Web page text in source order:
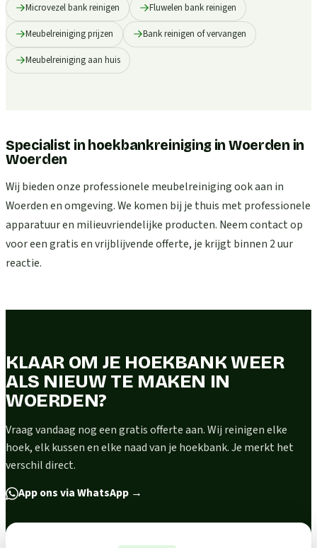
Microvezel bank reinigen Fluwelen bank reinigen
Meubelreiniging prijzen Bank reinigen of vervangen
Meubelreiniging aan huis
Specialist in hoekbankreiniging in Woerdenin
Woerden
Wij bieden onze professionele meubelreiniging ook aan in
Woerden en omgeving. We komen bij je thuis met professionele
apparatuur en milieuvriendelijke producten. Neem contact op
voor een gratis en vrijblijvende offerte, je krijgt binnen 2 uur
reactie.
KLAAR OM JE HOEKBANK WEER
ALS NIEUW TE MAKEN IN
WOERDEN?
Vraag vandaag nog een gratis offerte aan. Wij reinigen elke
hoek, elk kussen en elke naad van je hoekbank. Je merkt het
verschil direct.
App ons via WhatsApp →